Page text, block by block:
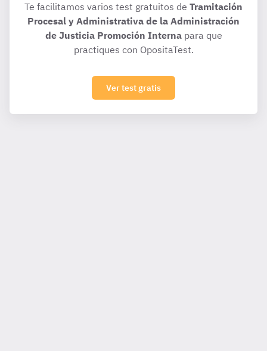
Te facilitamos varios test gratuitos de Tramitación
Procesal y Administrativa de la Administración
de Justicia Promoción Internapara que
practiques con OpositaTest.
Ver test gratis